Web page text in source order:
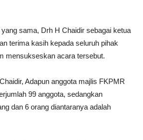
sama, Drh H Chaidir sebagai ketua
terima kasih kepada seluruh pihak
mensukseskan acara tersebut.
Adapun anggota majlis FKPMR
99 anggota, sedangkan
dan 6 orang diantaranya adalah